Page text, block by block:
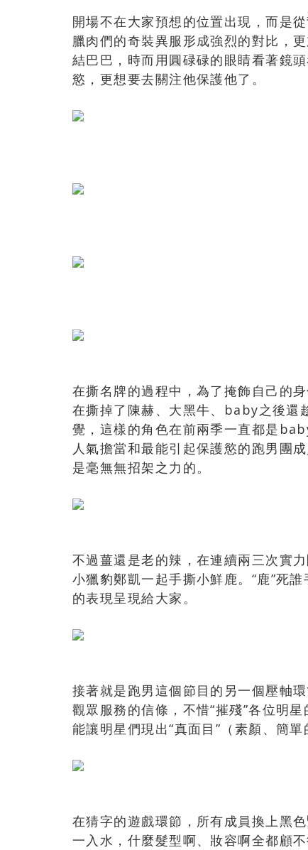
開場不在大家預想的位置出現，而是
臘肉們的奇裝異服形成強烈的對比，
結巴巴，時而用圓碌碌的眼睛看著鏡
慾，更想要去關注他保護他了。
在撕名牌的過程中，為了掩飾自己的
在撕掉了陳赫、大黑牛、baby之後還
覺，這樣的角色在前兩季一直都是
人氣擔當和最能引起保護慾的跑男團
是毫無無招架之力的。
不過薑還是老的辣，在連續兩三次實
小獵豹鄭凱一起手撕小鮮鹿。“鹿”死
的表現呈現給大家。
接著就是跑男這個節目的另一個壓軸
觀眾服務的信條，不惜“摧殘”各位明
能讓明星們現出“真面目”（素顏、簡
在猜字的遊戲環節，所有成員換上黑
一入水，什麼髮型啊、妝容啊全都顧